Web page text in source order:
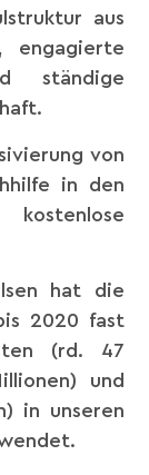
aus
engagierte
ständige
von
in den
hat die
2020 fast
(rd. 47
und
in unseren